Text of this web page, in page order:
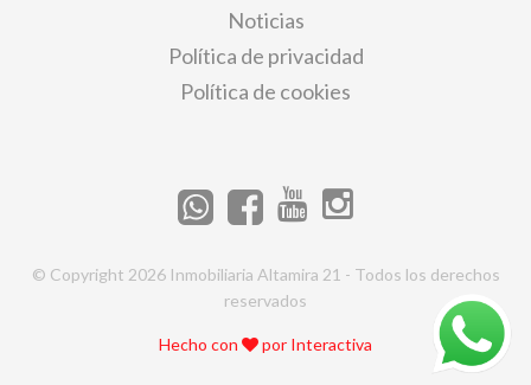
Noticias
Política de privacidad
Política de cookies
© Copyright 2026 Inmobiliaria Altamira 21 - Todos los derechos
reservados
Hecho con por Interactiva